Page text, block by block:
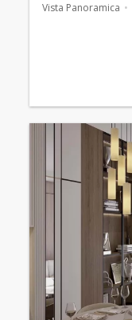
Vista Panoramica